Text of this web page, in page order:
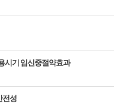
시기 임신중절약효과
전성